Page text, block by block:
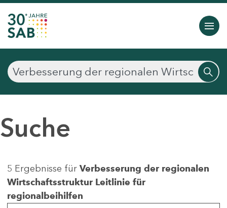
Suche
5 Ergebnisse für Verbesserung der regionalen
Wirtschaftsstruktur Leitlinie für
regionalbeihilfen